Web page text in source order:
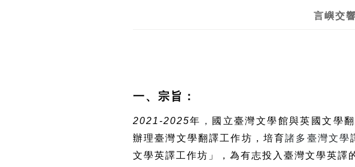
言嶼交響
一、宗旨：
2021-2025年 ， 國立臺灣文學館與英國文學
辦理臺灣文學翻譯工作坊，培育諸多臺灣文學
文學英譯工作坊」，為有志投入臺灣文學英譯